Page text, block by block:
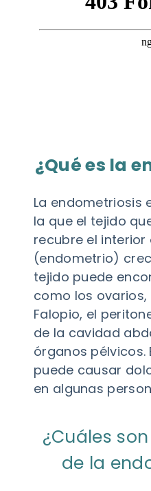
¿Qué es la
La endometriosis
la que el tejido
recubre el interior
(endometrio)
tejido puede
como los
Falopio, el
de la cavidad
órganos pélvicos.
puede causar
en algunas
¿Cuáles
de la